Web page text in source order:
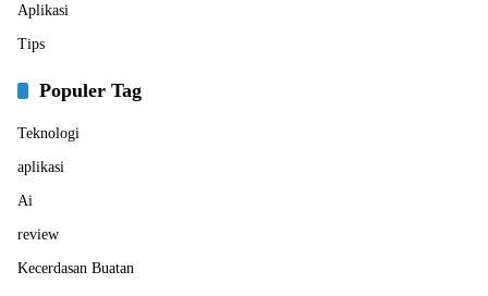
Aplikasi
Tips
Populer Tag
Teknologi
aplikasi
Ai
review
Kecerdasan Buatan